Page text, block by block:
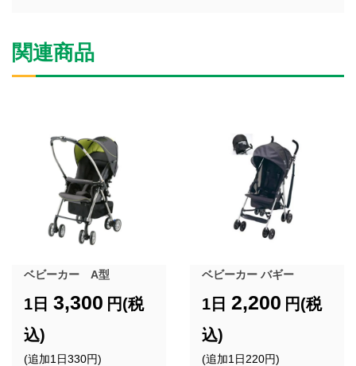
関連商品
ベビーカー A型
1日 3,300 円(税
込)
(追加1日330円)
ベビーカー バギー
1日 2,200 円(税
込)
(追加1日220円)